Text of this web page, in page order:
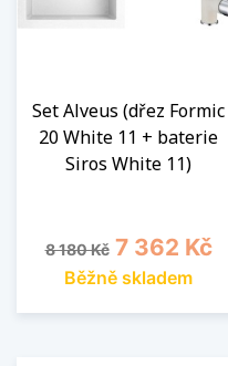
Set Alveus (dřez Formic
20 White 11 + baterie
Siros White 11)
Běžná cena
8 180 Kč Cena
7 362 Kč
Běžně skladem